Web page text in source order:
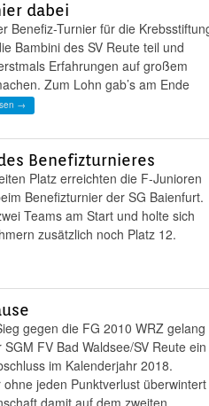
dabei
Benefiz-Turnier für die
Bambini des SV Reute teil und
Erfahrungen auf großem
Zum Lohn gab’s am Ende
→
Benefizturnieres
Platz erreichten die F-Junioren
Benefizturnier der SG Baienfurt.
Teams am Start und holte sich
zusätzlich noch Platz 12.
gegen die FG 2010 WRZ gelang
FV Bad Waldsee/SV Reute ein
im Kalenderjahr 2018.
jeden Punktverlust überwintert
damit auf dem zweiten